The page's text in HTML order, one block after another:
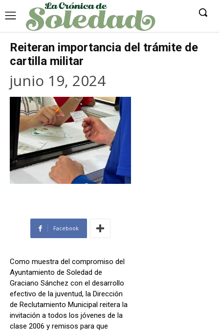
Reiteran importancia del trámite de
cartilla militar
junio 19, 2024
Facebook
Como muestra del compromiso del
Ayuntamiento de Soledad de
Graciano Sánchez con el desarrollo
efectivo de la juventud, la Dirección
de Reclutamiento Municipal reitera la
invitación a todos los jóvenes de la
clase 2006 y remisos para que